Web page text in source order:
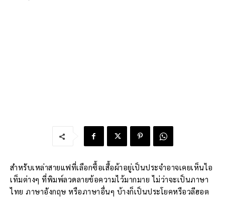
สำหรับเหล่าสายแฟที่เลือกซื้อเสื้อผ้าอยู่เป็นประจำอาจเคยเห็นไอ
เท็มต่างๆ ที่พิมพ์ลวดลายข้อความไว้มากมาย ไม่ว่าจะเป็นภาษา
ไทย ภาษาอังกฤษ หรือภาษาอื่นๆ บ้างก็เป็นประโยคหรือวลีฮอต